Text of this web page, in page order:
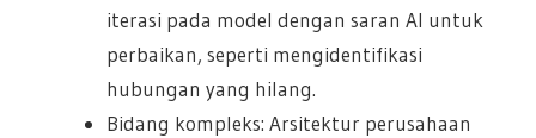
iterasi pada model dengan saran AI untuk
perbaikan, seperti mengidentifikasi
hubungan yang hilang.
Bidang kompleks: Arsitektur perusahaan